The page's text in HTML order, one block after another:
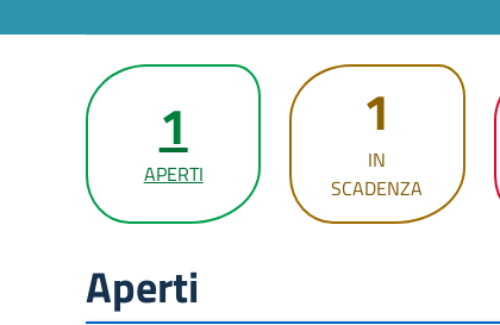
1
APERTI
1
IN
SCADENZA
Aperti